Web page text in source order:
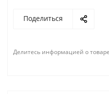
Поделиться
Делитесь информацией о